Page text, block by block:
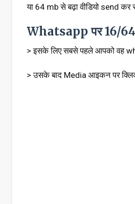
या 64 mb से बढ़ा वीडियो send
Whatsapp पर 16/64
> इसके लिए सबसे पहले आपको वह
> उसके बाद Media आइकन पर